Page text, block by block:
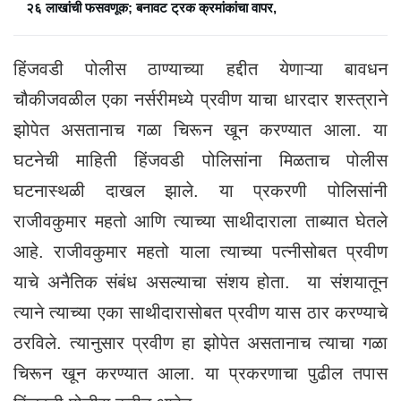
२६ लाखांची फसवणूक; बनावट ट्रक क्रमांकांचा वापर,
हिंजवडी पोलीस ठाण्याच्या हद्दीत येणाऱ्या बावधन
चौकीजवळील एका नर्सरीमध्ये प्रवीण याचा धारदार शस्त्राने
झोपेत असतानाच गळा चिरून खून करण्यात आला. या
घटनेची माहिती हिंजवडी पोलिसांना मिळताच पोलीस
घटनास्थळी दाखल झाले. या प्रकरणी पोलिसांनी
राजीवकुमार महतो आणि त्याच्या साथीदाराला ताब्यात घेतले
आहे. राजीवकुमार महतो याला त्याच्या पत्नीसोबत प्रवीण
याचे अनैतिक संबंध असल्याचा संशय होता. या संशयातून
त्याने त्याच्या एका साथीदारासोबत प्रवीण यास ठार करण्याचे
ठरविले. त्यानुसार प्रवीण हा झोपेत असतानाच त्याचा गळा
चिरून खून करण्यात आला. या प्रकरणाचा पुढील तपास